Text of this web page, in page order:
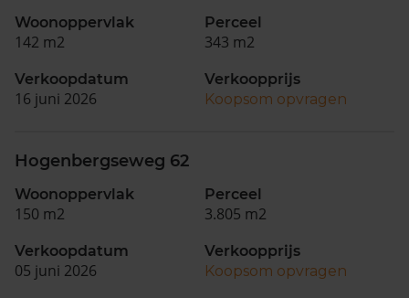
Woonoppervlak
142 m2
Perceel
343 m2
Verkoopdatum
16 juni 2026
Verkoopprijs
Koopsom opvragen
Hogenbergseweg 62
Woonoppervlak
150 m2
Perceel
3.805 m2
Verkoopdatum
05 juni 2026
Verkoopprijs
Koopsom opvragen